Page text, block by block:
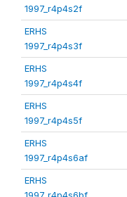
1997_r4p4s2f
ERHS
1997_r4p4s3f
ERHS
1997_r4p4s4f
ERHS
1997_r4p4s5f
ERHS
1997_r4p4s6af
ERHS
1997_r4p4s6bf